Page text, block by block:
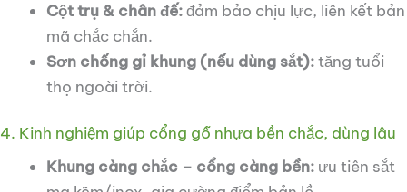
Cột trụ & chân đế:đảm bảo chịu lực, liên kết bản
mã chắc chắn.
Sơn chống gỉ khung (nếu dùng sắt):tăng tuổi
thọ ngoài trời.
4. Kinh nghiệm giúp cổng gỗ nhựa bền chắc, dùng lâu
Khung càng chắc – cổng càng bền: ưu tiên sắt